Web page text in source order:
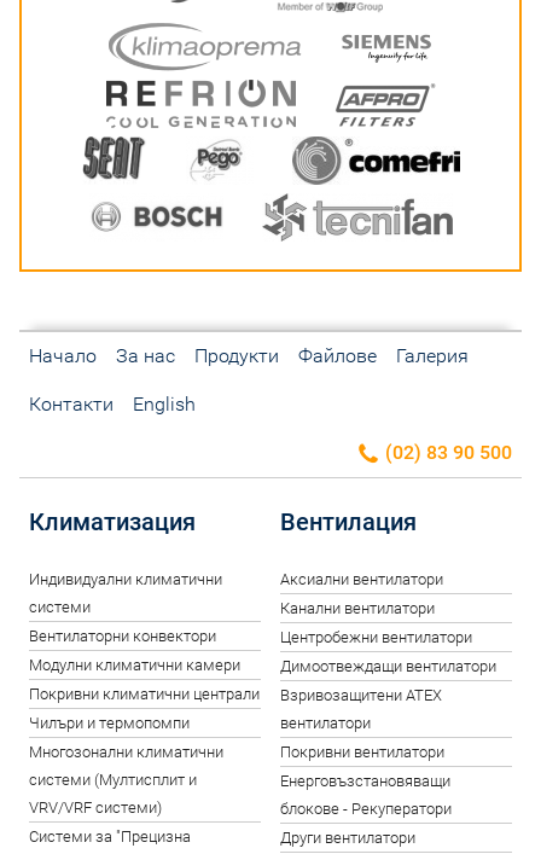
Начало За нас Продукти Файлове Галерия
Контакти English
(02) 83 90 500
Климатизация
Индивидуални климатични
системи
Вентилаторни конвектори
Модулни климатични камери
Покривни климатични централи
Чилъри и термопомпи
Многозонални климатични
системи (Мултисплит и
VRV/VRF системи)
Системи за "Прецизна
Вентилация
Аксиални вентилатори
Канални вентилатори
Центробежни вентилатори
Димоотвеждащи вентилатори
Взривозащитени ATEX
вентилатори
Покривни вентилатори
Енерговъзстановяващи
блокове - Рекуператори
Други вентилатори